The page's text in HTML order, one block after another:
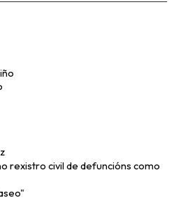
rexistro civil de defuncións como